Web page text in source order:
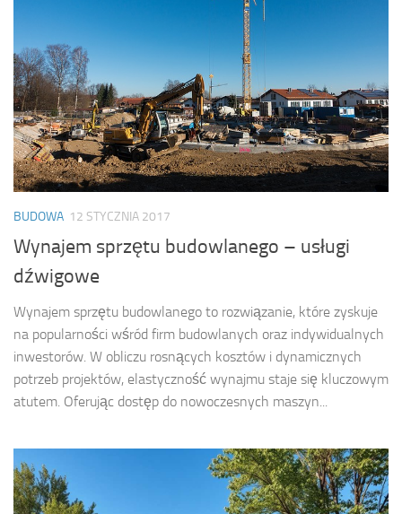
BUDOWA 12 STYCZNIA 2017
Wynajem sprzętu budowlanego – usługi
dźwigowe
Wynajem sprzętu budowlanego to rozwiązanie, które zyskuje
na popularności wśród firm budowlanych oraz indywidualnych
inwestorów. W obliczu rosnących kosztów i dynamicznych
potrzeb projektów, elastyczność wynajmu staje się kluczowym
atutem. Oferując dostęp do nowoczesnych maszyn...